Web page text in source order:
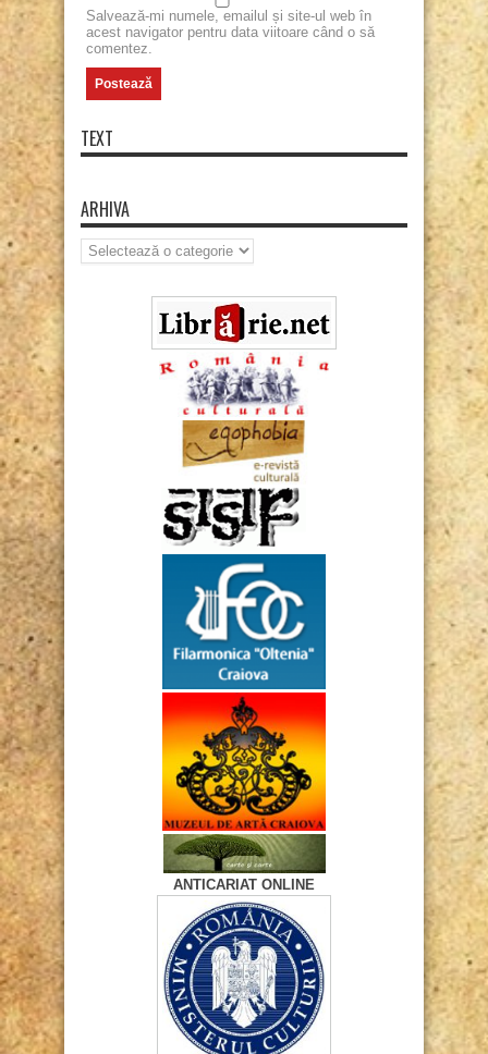
Salvează-mi numele, emailul și site-ul web în
acest navigator pentru data viitoare când o să
comentez.
TEXT
ARHIVA
Arhiva
ANTICARIAT ONLINE